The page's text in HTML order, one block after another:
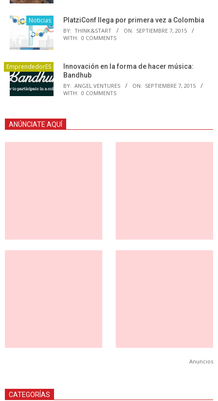
Noticias PlatziConf llega por primera vez a Colombia
BY: THINK&START ON: SEPTIEMBRE 7, 2015
WITH: 0 COMMENTS
EmprendedorES
Innovación en la forma de hacer música:
Bandhub
BY: ANGEL VENTURES ON: SEPTIEMBRE 7, 2015
WITH: 0 COMMENTS
ANÚNCIATE AQUÍ
Anuncios
CATEGORÍAS